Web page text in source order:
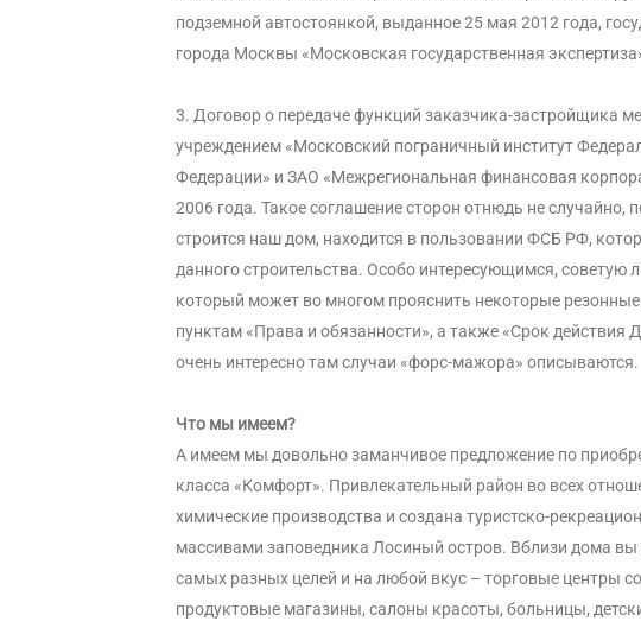
подземной автостоянкой, выданное 25 мая 2012 года,
города Москвы «Московская государственная
3. Договор о передаче функций заказчика-застройщика
учреждением «Московский пограничный институт
Федерации» и ЗАО «Межрегиональная финансовая
2006 года. Такое соглашение сторон отнюдь не случайно,
строится наш дом, находится в пользовании ФСБ РФ,
данного строительства. Особо интересующимся, советую
который может во многом прояснить некоторые
пунктам «Права и обязанности», а также «Срок действия
очень интересно там случаи «форс-мажора» описываются.
Что мы имеем?
А имеем мы довольно заманчивое предложение по
класса «Комфорт». Привлекательный район во всех
химические производства и создана туристско-
массивами заповедника Лосиный остров. Вблизи дома
самых разных целей и на любой вкус – торговые центры
продуктовые магазины, салоны красоты, больницы,